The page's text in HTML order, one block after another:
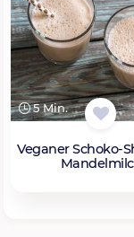
5 Min.
Veganer Schoko-